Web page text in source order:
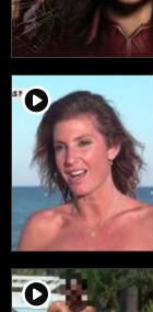
player2
player2